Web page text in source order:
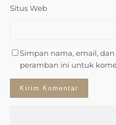
Situs Web
Simpan nama, email,
peramban ini untuk